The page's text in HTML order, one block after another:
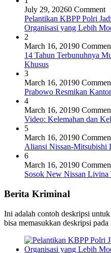
July 29, 20260 Comment
Pelantikan KBPP Polri
Organisasi yang Lebih
2
March 16, 20190
14 Tahun Terbunuhnya
Khusus
3
March 16, 20190
Prabowo Resmikan
4
March 16, 20190
Video: Kelemahan dan
5
March 16, 20190
Aliansi Nissan-
6
March 16, 20190
Sosok New Nissan
Berita Kriminal
Ini adalah contoh deskripsi
bisa memasukkan deskripsi